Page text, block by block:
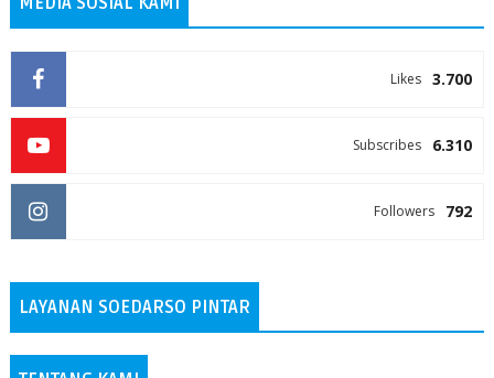
3.700
Likes
6.310
Subscribes
792
Followers
LAYANAN SOEDARSO PINTAR